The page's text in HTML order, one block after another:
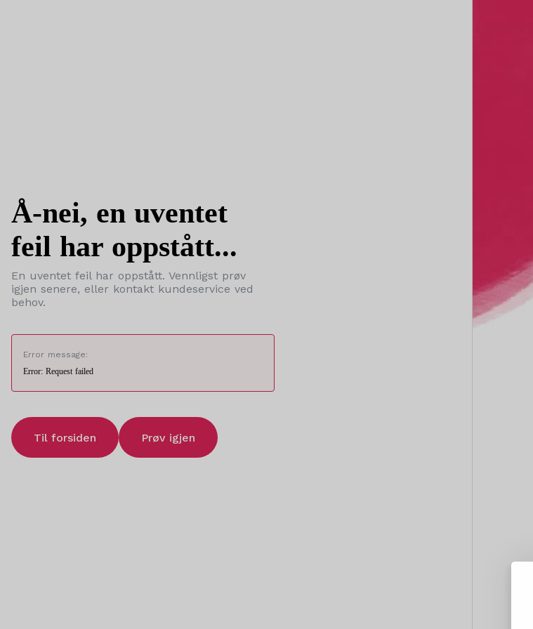
Å-nei, en uventet
feil har oppstått...
En uventet feil har oppstått. Vennligst prøv
igjen senere, eller kontakt kundeservice ved
behov.
Error message:
Error: Request failed
Til forsiden Prøv igjen